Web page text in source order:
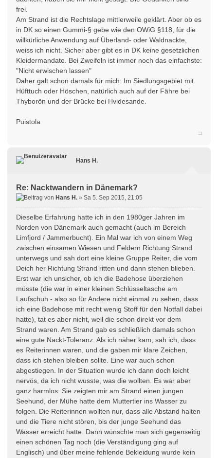
frei.
Am Strand ist die Rechtslage mittlerweile geklärt. Aber ob es
in DK so einen Gummi-§ gebe wie den OWiG §118, für die
willkürliche Anwendung auf Überland- oder Waldnackte,
weiss ich nicht. Sicher aber gibt es in DK keine gesetzlichen
Kleidermandate. Bei Zweifeln ist immer noch das einfachste:
"Nicht erwischen lassen"
Daher galt schon damals für mich: Im Siedlungsgebiet mit
Hüfttuch oder Höschen, natürlich auch auf der Fähre bei
Thyborön und der Brücke bei Hvidesande.
Puistola
Hans H.
Re: Nacktwandern in Dänemark?
von Hans H. » Sa 5. Sep 2015, 21:05
Dieselbe Erfahrung hatte ich in den 1980ger Jahren im
Norden von Dänemark auch gemacht (auch im Bereich
Limfjord / Jammerbucht). Ein Mal war ich von einem Weg
zwischen einsamen Wiesen und Feldern Richtung Strand
unterwegs und sah dort eine kleine Gruppe Reiter, die vom
Deich her Richtung Strand ritten und dann stehen blieben.
Erst war ich unsicher, ob ich die Badehose überziehen
müsste (die war in einer kleinen Schlüsseltasche am
Laufschuh - also so für Andere nicht einmal zu sehen, dass
ich eine Badehose mit recht wenig Stoff für den Notfall dabei
hatte), tat es aber nicht, weil die schon direkt vor dem
Strand waren. Am Strand gab es schließlich damals schon
eine gute Nackt-Toleranz. Als ich näher kam, sah ich, dass
es Reiterinnen waren, und die gaben mir klare Zeichen,
dass ich stehen bleiben sollte. Eine war auch schon
abgestiegen. In der Situation wurde ich dann doch leicht
nervös, da ich nicht wusste, was die wollten. Es war aber
ganz harmlos: Sie zeigten mir am Strand einen jungen
Seehund, der Mühe hatte dem Muttertier ins Wasser zu
folgen. Die Reiterinnen wollten nur, dass alle Abstand halten
und die Tiere nicht stören, bis der junge Seehund das
Wasser erreicht hatte. Dann wünschte man sich gegenseitig
einen schönen Tag noch (die Verständigung ging auf
Englisch) und über meine fehlende Bekleidung wurde kein